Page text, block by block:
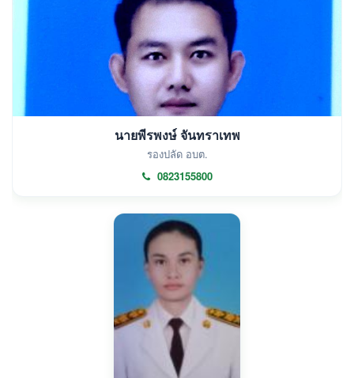
นายพีรพงษ์ จันทราเทพ
รองปลัด อบต.
0823155800